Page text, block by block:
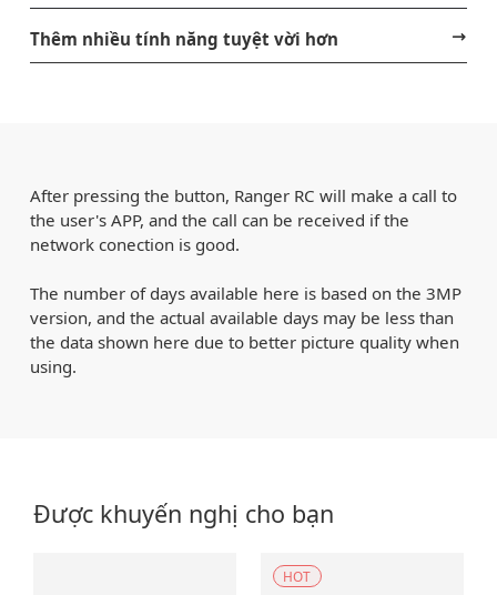
Thêm nhiều tính năng tuyệt vời hơn
After pressing the button, Ranger RC will make a call to
the user's APP, and the call can be received if the
network conection is good.
The number of days available here is based on the 3MP
version, and the actual available days may be less than
the data shown here due to better picture quality when
using.
Được khuyến nghị cho bạn
HOT